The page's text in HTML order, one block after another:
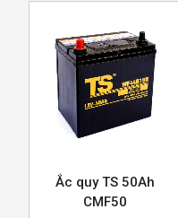
Ắc quy TS 50Ah
CMF50